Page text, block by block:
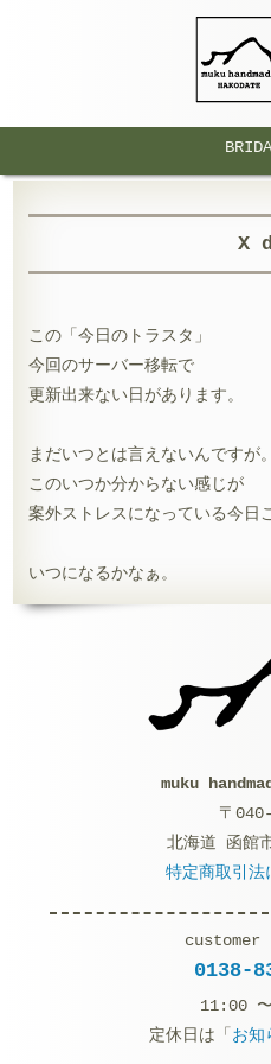
X
この「今日のトラスタ」
今回のサーバー移転で
更新出来ない日があります。
まだいつとは言えないんですが。
このいつか分からない感じが
案外ストレスになっている今日
いつになるかなぁ。
muku
〒
北海道 函館
特定商取引法
0138-
11:00
定休日は「 お知